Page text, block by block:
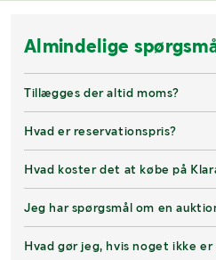
Almindelige
Tillægges der altid moms?
Hvad er reservationspris?
Hvad koster det at købe på
Jeg har spørgsmål om en
Hvad gør jeg, hvis noget ikke